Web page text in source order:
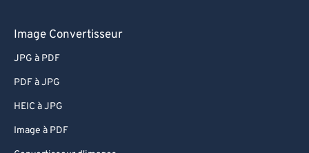
Image Convertisseur
JPG à PDF
PDF à JPG
HEIC à JPG
Image à PDF